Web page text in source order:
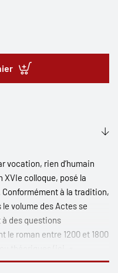
vocation, rien d’humain
XVIe colloque, posé la
Conformément à la tradition,
volume des Actes se
à des questions
le roman entre 1200 et 1800
de SATOR, le topos